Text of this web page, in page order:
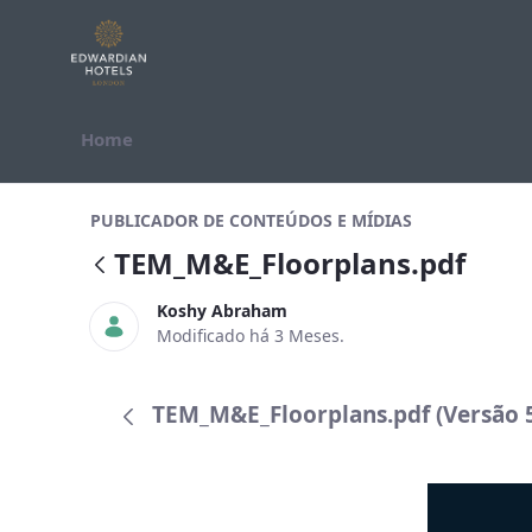
Pular para o Conteúdo
Home
PUBLICADOR DE CONTEÚDOS E MÍDIAS
TEM_M&E_Floorplans.pdf
Koshy Abraham
Modificado há 3 Meses.
TEM_M&E_Floorplans.pdf (Versão